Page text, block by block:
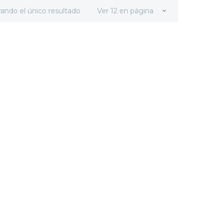
Ver 12 en página
el único resultado